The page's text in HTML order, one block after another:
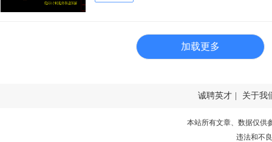
加载更多
诚聘英才 关于我
本站所有文章、数据仅供
违法和不